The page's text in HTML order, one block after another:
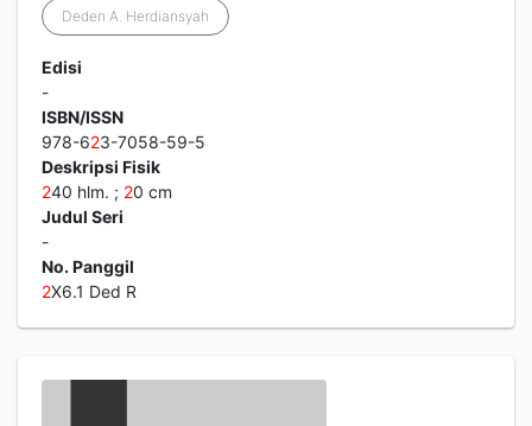
Deden A. Herdiansyah
Edisi
-
ISBN/ISSN
978-623-7058-59-5
Deskripsi Fisik
240 hlm. ; 20 cm
Judul Seri
-
No. Panggil
2X6.1 Ded R